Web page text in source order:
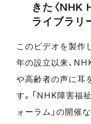
きた〈NHK
ライブラリ
このビデオを製作
年の設立以来、
や高齢者の声に耳
す。「NHK障害福
ォーラム」の開催